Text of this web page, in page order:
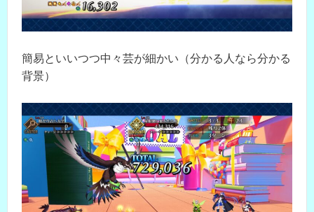
簡易といいつつ中々芸が細かい（分かる人なら分かる
背景）